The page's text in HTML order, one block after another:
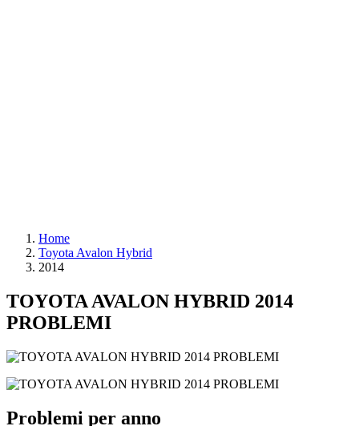
Home
Toyota Avalon Hybrid
2014
TOYOTA AVALON HYBRID 2014
PROBLEMI
Problemi per anno